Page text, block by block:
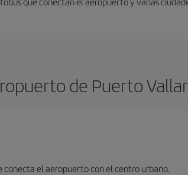
de Puerto
conecta el aeropuerto con el centro urbano.